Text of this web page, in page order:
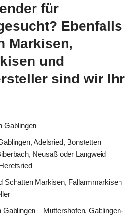
für
Ebenfalls
Markisen,
und
sind wir Ihr
Gablingen
Adelsried, Bonstetten,
Neusäß oder Langweid
Schatten Markisen, Fallarmmarkisen
Gablingen – Muttershofen, Gablingen-